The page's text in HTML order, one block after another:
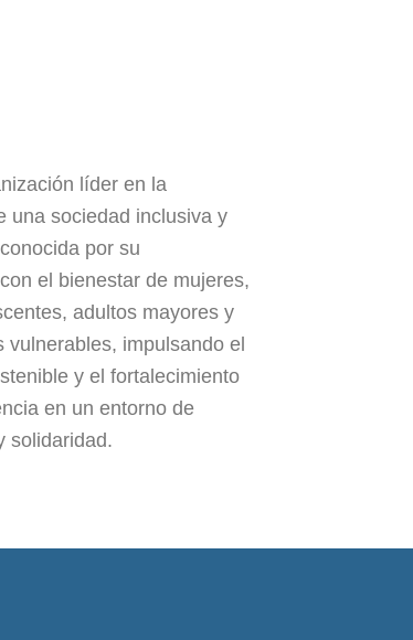
líder en la
una sociedad inclusiva y
por su
el bienestar de mujeres,
adultos mayores y
vulnerables, impulsando el
y el fortalecimiento
en un entorno de
solidaridad.